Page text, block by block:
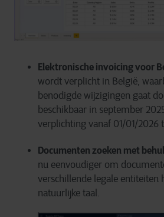
Elektronische invoicing voor
wordt verplicht in België,
benodigde wijzigingen gaat
beschikbaar in september
verplichting vanaf 01/01/2026
Documenten zoeken met
nu eenvoudiger om
verschillende legale entiteiten
natuurlijke taal.